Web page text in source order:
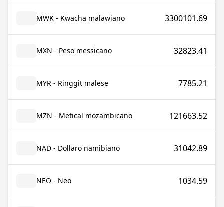
MWK - Kwacha malawiano 3300101.69
MXN - Peso messicano 32823.41
MYR - Ringgit malese 7785.21
MZN - Metical mozambicano 121663.52
NAD - Dollaro namibiano 31042.89
NEO - Neo 1034.59